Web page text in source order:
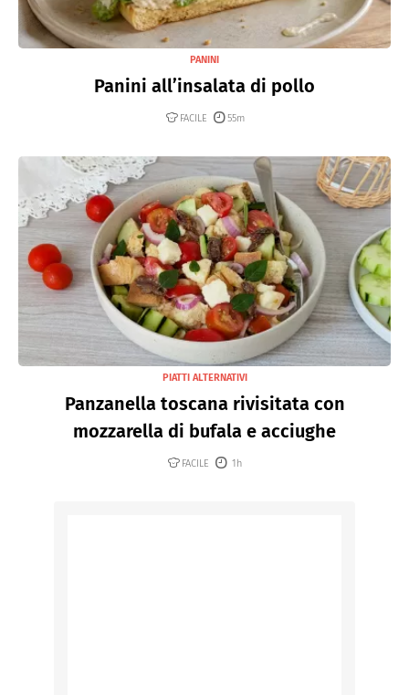
PANINI
Panini all’insalata di pollo
FACILE 55m
PIATTI ALTERNATIVI
Panzanella toscana rivisitata con
mozzarella di bufala e acciughe
FACILE 1h